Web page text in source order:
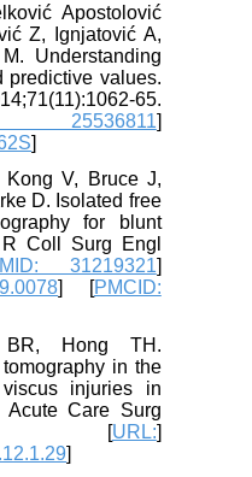
Apostolović
Z, Ignjatović A,
M. Understanding
predictive values.
65.
Kong V, Bruce J,
D. Isolated free
for blunt
R Coll Surg Engl
PMID: 31219321
] [PMCID:
BR, Hong TH.
tomography in the
viscus injuries in
Acute Care Surg
33. [URL: